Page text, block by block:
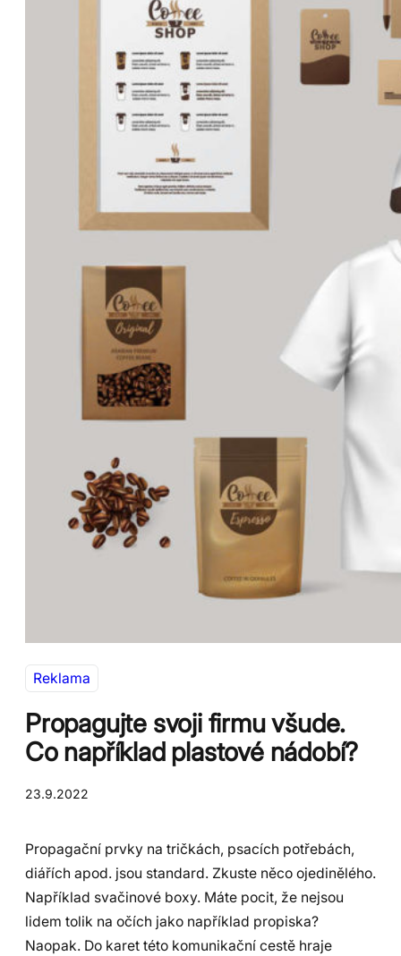
Reklama
Propagujte svoji firmu všude.
Co například plastové nádobí?
23.9.2022
Propagační prvky na tričkách, psacích potřebách,
diářích apod. jsou standard. Zkuste něco ojedinělého.
Například svačinové boxy. Máte pocit, že nejsou
lidem tolik na očích jako například propiska?
Naopak. Do karet této komunikační cestě hraje